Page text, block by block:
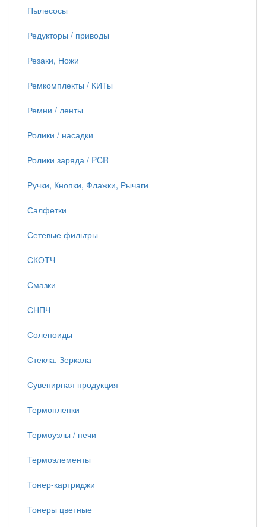
Пылесосы
Редукторы / приводы
Резаки, Ножи
Ремкомплекты / КИТы
Ремни / ленты
Ролики / насадки
Ролики заряда / PCR
Ручки, Кнопки, Флажки, Рычаги
Салфетки
Сетевые фильтры
СКОТЧ
Смазки
СНПЧ
Соленоиды
Стекла, Зеркала
Сувенирная продукция
Термопленки
Термоузлы / печи
Термоэлементы
Тонер-картриджи
Тонеры цветные